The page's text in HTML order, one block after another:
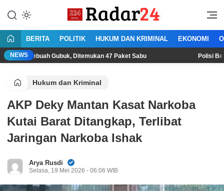
konten
Radar24.co.id
Jujur Lantang Bersuara
BERITA POLITIK HUKUM DAN KRIMINAL EKONOMI
NEWS
Gubuk, Ditemukan 47 Paket Sabu Polisi Bekuk Begal
Hukum dan Kriminal
AKP Deky Mantan Kasat Narkoba
Kutai Barat Ditangkap, Terlibat
Jaringan Narkoba Ishak
Arya Rusdi
Selasa, 19 Mei 2026 - 06:06 WIB